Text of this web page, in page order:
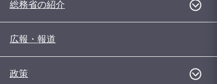
総務省の紹介
広報・報道
政策